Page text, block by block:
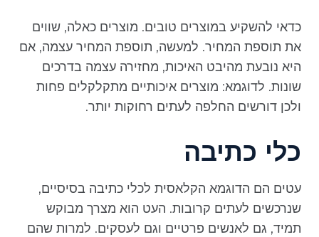
כדאי להשקיע במוצרים טובים. מוצרים כאלה, שווים
את תוספת המחיר. למעשה, תוספת המחיר עצמה, אם
היא נובעת מהיבט האיכות, מחזירה עצמה בדרכים
שונות. לדוגמא: מוצרים איכותיים מתקלקלים פחות
ולכן דורשים החלפה לעתים רחוקות יותר.
כלי כתיבה
עטים הם הדוגמא הקלאסית לכלי כתיבה בסיסיים,
שנרכשים לעתים קרובות. העט הוא מצרך מבוקש
תמיד, גם לאנשים פרטיים וגם לעסקים. למרות שהם